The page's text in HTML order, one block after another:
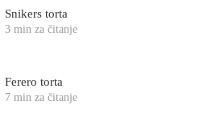
Snikers torta
3 min za čitanje
Ferero torta
7 min za čitanje